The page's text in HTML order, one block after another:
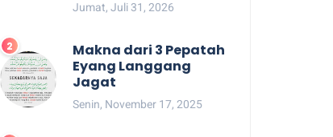
Jumat, Juli 31, 2026
Makna dari 3 Pepatah
Eyang Langgang
Jagat
Senin, November 17, 2025